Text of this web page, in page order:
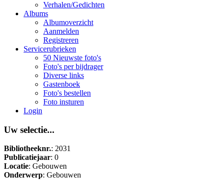
Verhalen/Gedichten
Albums
Albumoverzicht
Aanmelden
Registreren
Servicerubrieken
50 Nieuwste foto's
Foto's per bijdrager
Diverse links
Gastenboek
Foto's bestellen
Foto insturen
Login
Uw selectie...
Bibliotheeknr.: 2031
Publicatiejaar: 0
Locatie: Gebouwen
Onderwerp: Gebouwen